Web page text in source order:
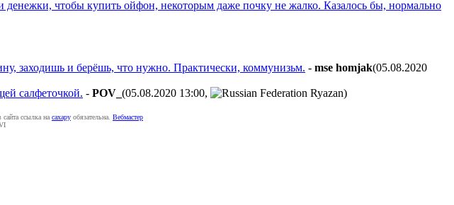
денежки, чтобы купить ойфон, некоторым даже почку не жалко. Казалось бы, нормально
заходишь и берёшь, что нужно. Практически, коммунизьм. - mse homjak(05.08.2020
салфеточкой. - POV_ (05.08.2020 13:00, )
ссылка на caxapу обязательна. Вебмастер